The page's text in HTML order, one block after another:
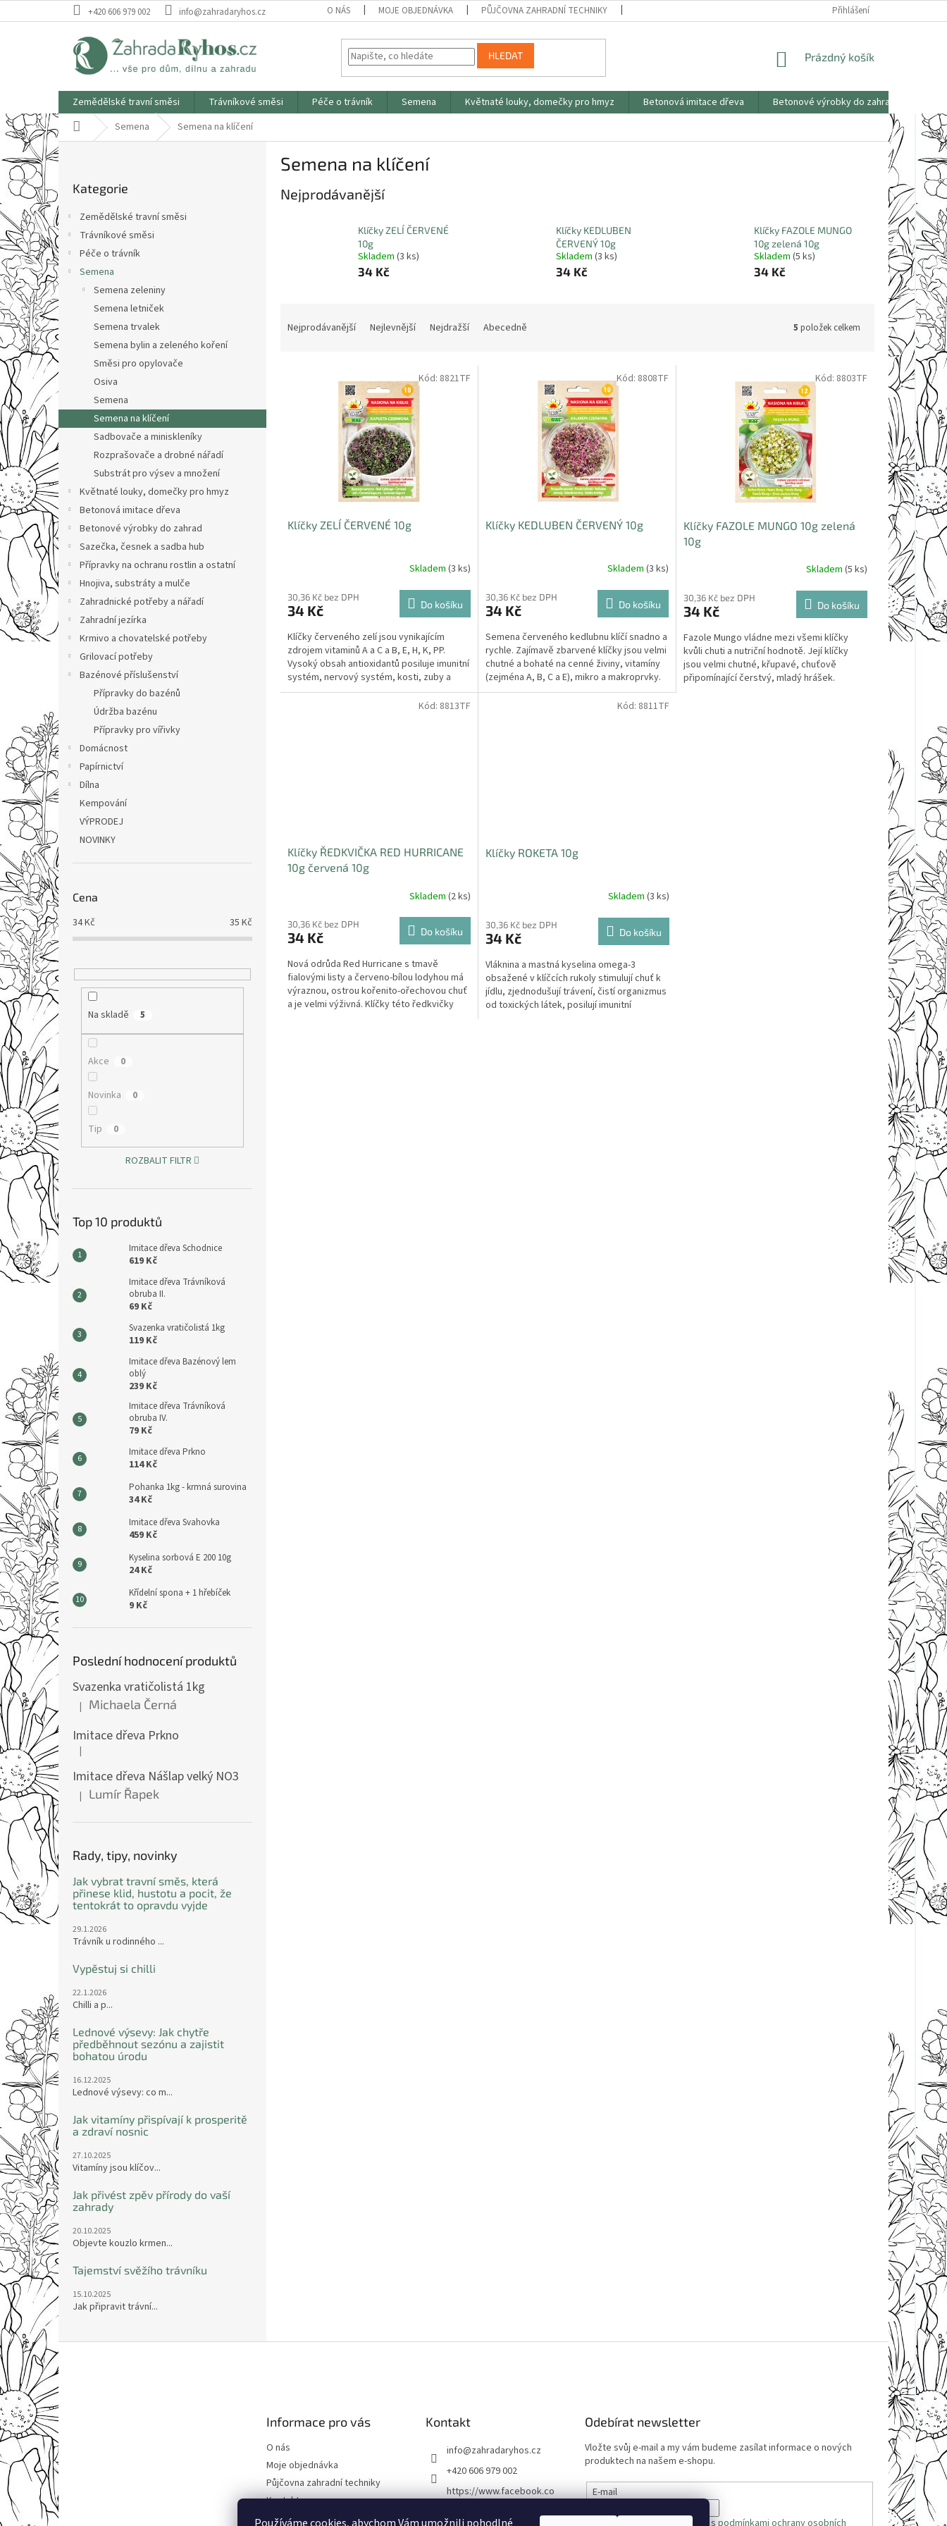
na
+420 606 979 002 info@zahradaryhos.cz O NÁS MOJE OBJEDNÁVKA PŮJČOVNA ZAHRADNÍ TECHNIKY PODMÍNKY OCHRANY
Přihlášení
HLEDAT
NÁKUPNÍ
Prázdný košík
Zemědělské travní směsi Trávníkové směsi Péče o trávník Semena Květnaté louky, domečky pro hmyz Betonová imitace dřeva Betonové výrobky do zahrad
Domů Semena Semena na klíčení
P
o
r
a
n
n
í
p
a
n
e
l
kategorie
Kategorie
Zemědělské travní směsi
Trávníkové směsi
Péče o trávník
Semena
Semena zeleniny
Semena letniček
Semena trvalek
Semena bylin a zeleného koření
Směsi pro opylovače
Osiva
Semena
Semena na klíčení
Sadbovače a miniskleníky
Rozprašovače a drobné nářadí
Substrát pro výsev a množení
Květnaté louky, domečky pro hmyz
Betonová imitace dřeva
Betonové výrobky do zahrad
Sazečka, česnek a sadba hub
Přípravky na ochranu rostlin a ostatní
Hnojiva, substráty a mulče
Zahradnické potřeby a nářadí
Zahradní jezírka
Krmivo a chovatelské potřeby
Grilovací potřeby
Bazénové příslušenství
Přípravky do bazénů
Údržba bazénu
Přípravky pro vířivky
Domácnost
Papírnictví
Dílna
Kempování
VÝPRODEJ
NOVINKY
Cena
34Kč 35 Kč
Na skladě 5
Akce 0
Novinka 0
Tip 0
ROZBALIT FILTR
Top 10 produktů
Imitace dřeva Schodnice
619 Kč
Imitace dřeva Trávníková
obruba II.
69 Kč
Svazenka vratičolistá 1kg
119 Kč
Imitace dřeva Bazénový lem
oblý
239 Kč
Imitace dřeva Trávníková
obruba IV.
79 Kč
Imitace dřeva Prkno
114 Kč
Pohanka 1kg - krmná surovina
34 Kč
Imitace dřeva Svahovka
459 Kč
Kyselina sorbová E 200 10g
24 Kč
Křídelní spona + 1 hřebíček
9 Kč
Poslední hodnocení produktů
Svazenka vratičolistá 1kg
Hodnocení produktu je 5 z 5 hvězdiček.
| Michaela Černá
Imitace dřeva Prkno
Hodnocení produktu je 5 z 5 hvězdiček.
|
Imitace dřeva Nášlap velký NO3
Hodnocení produktu je 5 z 5 hvězdiček.
| Lumír Řapek
Rady, tipy, novinky
Jak vybrat travní směs, která
přinese klid, hustotu a pocit, že
tentokrát to opravdu vyjde
29.1.2026
Trávník u rodinného ...
Vypěstuj si chilli
22.1.2026
Chilli a p...
Lednové výsevy: Jak chytře
předběhnout sezónu a zajistit
bohatou úrodu
16.12.2025
Lednové výsevy: co m...
Jak vitamíny přispívají k prosperitě
a zdraví nosnic
27.10.2025
Vitamíny jsou klíčov...
Jak přivést zpěv přírody do vaší
zahrady
20.10.2025
Objevte kouzlo krmen...
Tajemství svěžího trávníku
15.10.2025
Jak připravit trávní...
Semena na klíčení
Nejprodávanější
Klíčky ZELÍ ČERVENÉ
10g
Skladem (3 ks)
34 Kč
Klíčky KEDLUBEN
ČERVENÝ 10g
Skladem (3 ks)
34 Kč
Klíčky FAZOLE MUNGO
10g zelená 10g
Skladem (5 ks)
34 Kč
Nejprodávanější Nejlevnější Nejdražší Abecedně 5 položek celkem
Klíčky ZELÍ ČERVENÉ 10g
Skladem (3 ks)
30,36 Kč bez DPH
34 Kč Do košíku
Klíčky červeného zelí jsou vynikajícím
zdrojem vitaminů A a C a B, E, H, K, PP.
Vysoký obsah antioxidantů posiluje imunitní
systém, nervový systém, kosti, zuby a
funkci...
Kód: 8821TF
Klíčky KEDLUBEN ČERVENÝ 10g
Skladem (3 ks)
30,36 Kč bez DPH
34 Kč Do košíku
Semena červeného kedlubnu klíčí snadno a
rychle. Zajímavě zbarvené klíčky jsou velmi
chutné a bohaté na cenné živiny, vitamíny
(zejména A, B, C a E), mikro a makroprvky.
Červený...
Kód: 8808TF
Klíčky FAZOLE MUNGO 10g zelená
10g
Skladem (5 ks)
30,36 Kč bez DPH
34 Kč Do košíku
Fazole Mungo vládne mezi všemi klíčky
kvůli chuti a nutriční hodnotě. Její klíčky
jsou velmi chutné, křupavé, chuťově
připomínající čerstvý, mladý hrášek.
Kód: 8803TF
Klíčky ŘEDKVIČKA RED HURRICANE
10g červená 10g
Skladem (2 ks)
30,36 Kč bez DPH
34 Kč Do košíku
Nová odrůda Red Hurricane s tmavě
fialovými listy a červeno-bílou lodyhou má
výraznou, ostrou kořenito-ořechovou chuť
a je velmi výživná. Klíčky této ředkvičky
Kód: 8813TF
Klíčky ROKETA 10g
Skladem (3 ks)
30,36 Kč bez DPH
34 Kč Do košíku
Vláknina a mastná kyselina omega-3
obsažené v klíčcích rukoly stimulují chuť k
jídlu, zjednodušují trávení, čistí organizmus
od toxických látek, posilují imunitní
Kód: 8811TF
Z
á
p
a
t
í
Informace pro vás
O nás
Moje objednávka
Půjčovna zahradní techniky
Kontakty
Obchodní podmínky
Kontakt
info@zahradaryhos.cz
+420 606 979 002
https://www.facebook.co
Odebírat newsletter
Vložte svůj e-mail a my vám budeme zasílat informace o nových
produktech na našem e-shopu.
E-mail